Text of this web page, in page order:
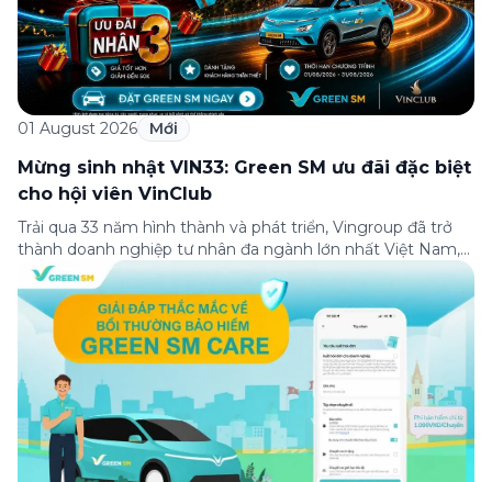
01 August 2026 Mới
Mừng sinh nhật VIN33: Green SM ưu đãi đặc biệt
cho hội viên VinClub
Trải qua 33 năm hình thành và phát triển, Vingroup đã trở
thành doanh nghiệp tư nhân đa ngành lớn nhất Việt Nam,
lọt Top 30 doanh nghiệp lớn nhất Đông Nam Á theo bảng
xếp hạng của Tạp chí Fortune (Mỹ). Nhân kỷ niệm 33 năm
thành lập (8/8/1993 đến 8/8/2026), Green SM trân […]